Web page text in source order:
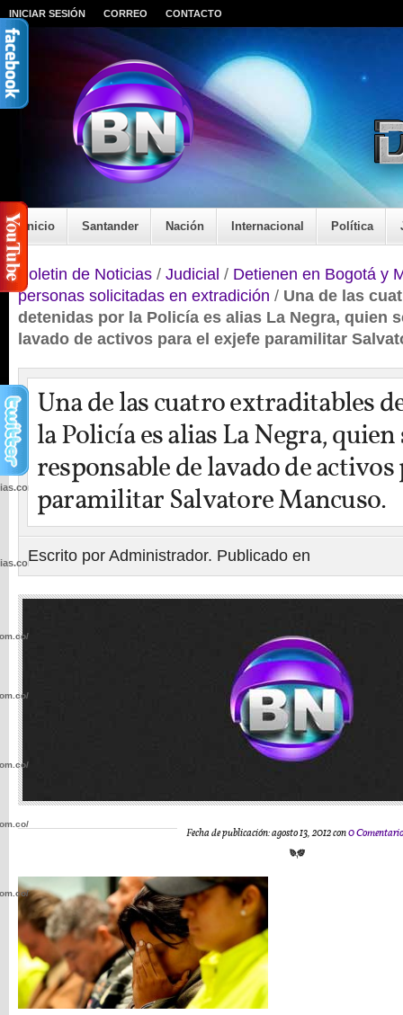
INICIAR SESIÓN CORREO CONTACTO
Inicio Santander Nación Internacional Política
Boletin de Noticias / Judicial / Detienen en Bogotá y
personas solicitadas en extradición / Una de las
detenidas por la Policía es alias La Negra, quien
lavado de activos para el exjefe paramilitar
Una de las cuatro extraditables
la Policía es alias La Negra,
responsable de lavado de activos
paramilitar Salvatore Mancuso.
Escrito por Administrador. Publicado en
Fecha de publicación: agosto 13, 2012 con0
wp-
wp-
wp-
wp-
wp-
wp-
wp-
wp-